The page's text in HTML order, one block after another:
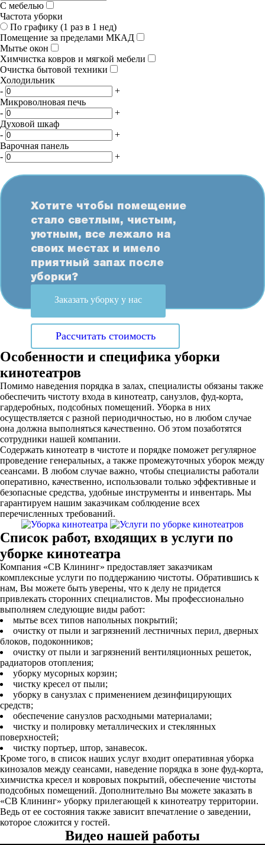
С мебелью
Частота уборки
По графику (1 раз в 1 нед)
Помещение за пределами МКАД
Мытье окон
Химчистка ковров и мягкой мебели
Очистка бытовой техники
Холодильник
-
+
Микроволновая печь
-
+
Духовой шкаф
-
+
Варочная панель
-
+
Хотите чтобы помещение
стало светлым, чистым,
уютным, все лежало на
своих местах и имело
приятный запах после
уборки?
Заказать уборку у нас
Рассчитать стоимость
Особенности и специфика уборки
кинотеатров
Помимо наведения порядка в залах, специалисты обязаны также
обеспечить чистоту входа в кинотеатр, санузлов, фуд-корта,
гардеробных, подсобных помещений. Уборка в них
осуществляется с разной периодичностью, но в любом случае
она должна выполняться качественно. Об этом позаботятся
сотрудники нашей компании.
Содержать кинотеатр в чистоте и порядке поможет регулярное
проведение генеральных, а также промежуточных уборок между
сеансами. В любом случае важно, чтобы специалисты работали
оперативно, качественно, использовали только эффективные и
безопасные средства, удобные инструменты и инвентарь. Мы
гарантируем нашим заказчикам соблюдение всех
перечисленных требований.
Список работ, входящих в услуги по
уборке кинотеатра
Компания «СВ Клининг» предоставляет заказчикам
комплексные услуги по поддержанию чистоты. Обратившись к
нам, Вы можете быть уверены, что к делу не придется
привлекать сторонних специалистов. Мы профессионально
выполняем следующие виды работ:
мытье всех типов напольных покрытий;
очистку от пыли и загрязнений лестничных перил, дверных
блоков, подоконников;
очистку от пыли и загрязнений вентиляционных решеток,
радиаторов отопления;
уборку мусорных корзин;
чистку кресел от пыли;
уборку в санузлах с применением дезинфицирующих
средств;
обеспечение санузлов расходными материалами;
чистку и полировку металлических и стеклянных
поверхностей;
чистку портьер, штор, занавесок.
Кроме того, в список наших услуг входит оперативная уборка
кинозалов между сеансами, наведение порядка в зоне фуд-корта,
химчистка кресел и ковровых покрытий, обеспечение чистоты
подсобных помещений. Дополнительно Вы можете заказать в
«СВ Клининг» уборку прилегающей к кинотеатру территории.
Ведь от ее состояния также зависит впечатление о заведении,
которое сложится у гостей.
Видео нашей работы